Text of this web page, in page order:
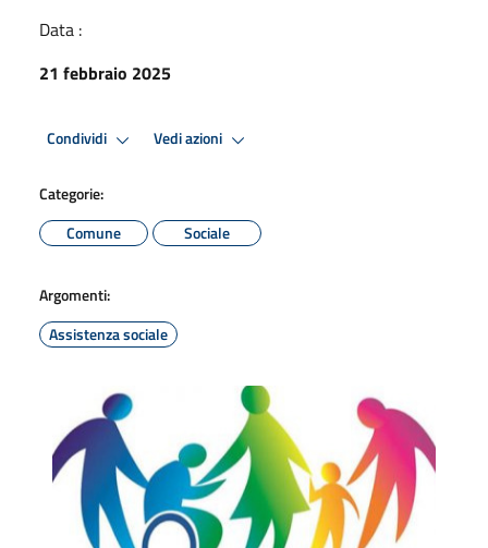
Data :
21 febbraio 2025
Condividi Vedi azioni
Categorie:
Comune
Sociale
Argomenti:
Assistenza sociale